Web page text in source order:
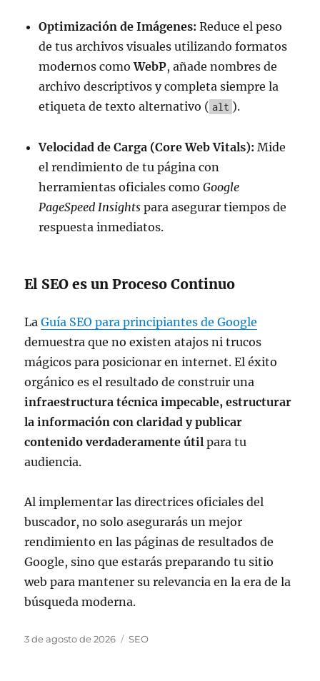
Optimización de Imágenes: Reduce el peso
de tus archivos visuales utilizando formatos
modernos comoWebP, añade nombres de
archivo descriptivos y completa siempre la
etiqueta de texto alternativo ( alt ).
Velocidad de Carga (Core Web Vitals): Mide
el rendimiento de tu página con
herramientas oficiales comoGoogle
PageSpeed Insights para asegurar tiempos de
respuesta inmediatos.
El SEO es un Proceso Continuo
LaGuía SEO para principiantes de Google
demuestra que no existen atajos ni trucos
mágicos para posicionar en internet. El éxito
orgánico es el resultado de construir una
infraestructura técnica impecable, estructurar
la información con claridad y publicar
contenido verdaderamente útil para tu
audiencia.
Al implementar las directrices oficiales del
buscador, no solo asegurarás un mejor
rendimiento en las páginas de resultados de
Google, sino que estarás preparando tu sitio
web para mantener su relevancia en la era de la
búsqueda moderna.
Publicado
3 de agosto de 2026 Categorías
SEO